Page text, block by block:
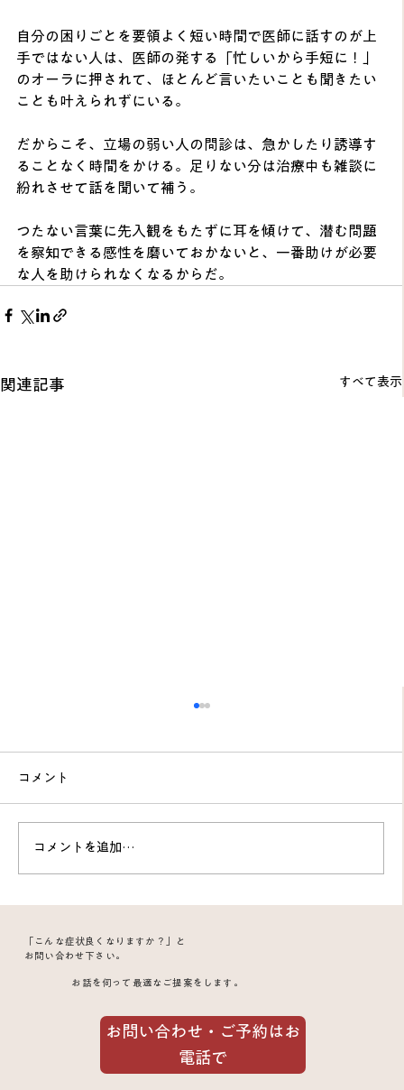
お問い合わせ・ご予約はお
電話で
「こんな症状良くなりますか？」と
お問い合わせ下さい。
お話を伺って最適なご提案をします。
自分の困りごとを要領よく短い時間で医師に話すのが上
手ではない人は、医師の発する「忙しいから手短に！」
のオーラに押されて、ほとんど言いたいことも聞きたい
ことも叶えられずにいる。
だからこそ、立場の弱い人の問診は、急かしたり誘導す
ることなく時間をかける。足りない分は治療中も雑談に
紛れさせて話を聞いて補う。
つたない言葉に先入観をもたずに耳を傾けて、潜む問題
を察知できる感性を磨いておかないと、一番助けが必要
な人を助けられなくなるからだ。
関連記事 すべて表示
妙な症状の謎を追う｜斜角筋症候群の真
コメント
コメントを追加…